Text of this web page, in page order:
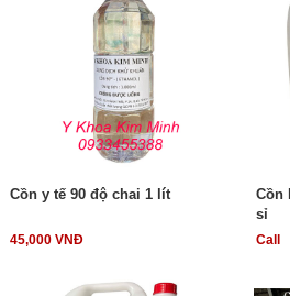
Cồn y tế 90 độ chai 1 lít
45,000 VNĐ
Cồn
sỉ
Call